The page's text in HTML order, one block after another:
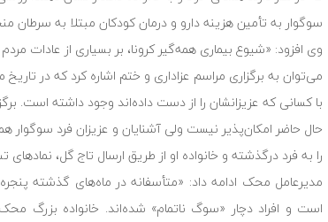
سوگوار به تأمین هزینه دارو و درمان کودکان مبتلا به سرطان
وی افزود: «شیوع بیماری همه‌گیر کرونا، بر بسیاری از عادات
می‌توان به برگزاری مراسم عزاداری و ختم اشاره کرد که در
با کسانی که عزیزانشان را از دست داده‌اند وجود داشته است.
حال حاضر امکان‌پذیر نیست ولی آشنایان و عزیزان فرد سوگوار
را به فرد درگذشته و خانواده او از طریق ارسال تاج گل، نمادهای
مدیرعامل محک ادامه داد: «متأسفانه در ماه‌های گذشته
است و افراد دچار «سوگ ناتمام» شده‌اند. خانواده بزرگ